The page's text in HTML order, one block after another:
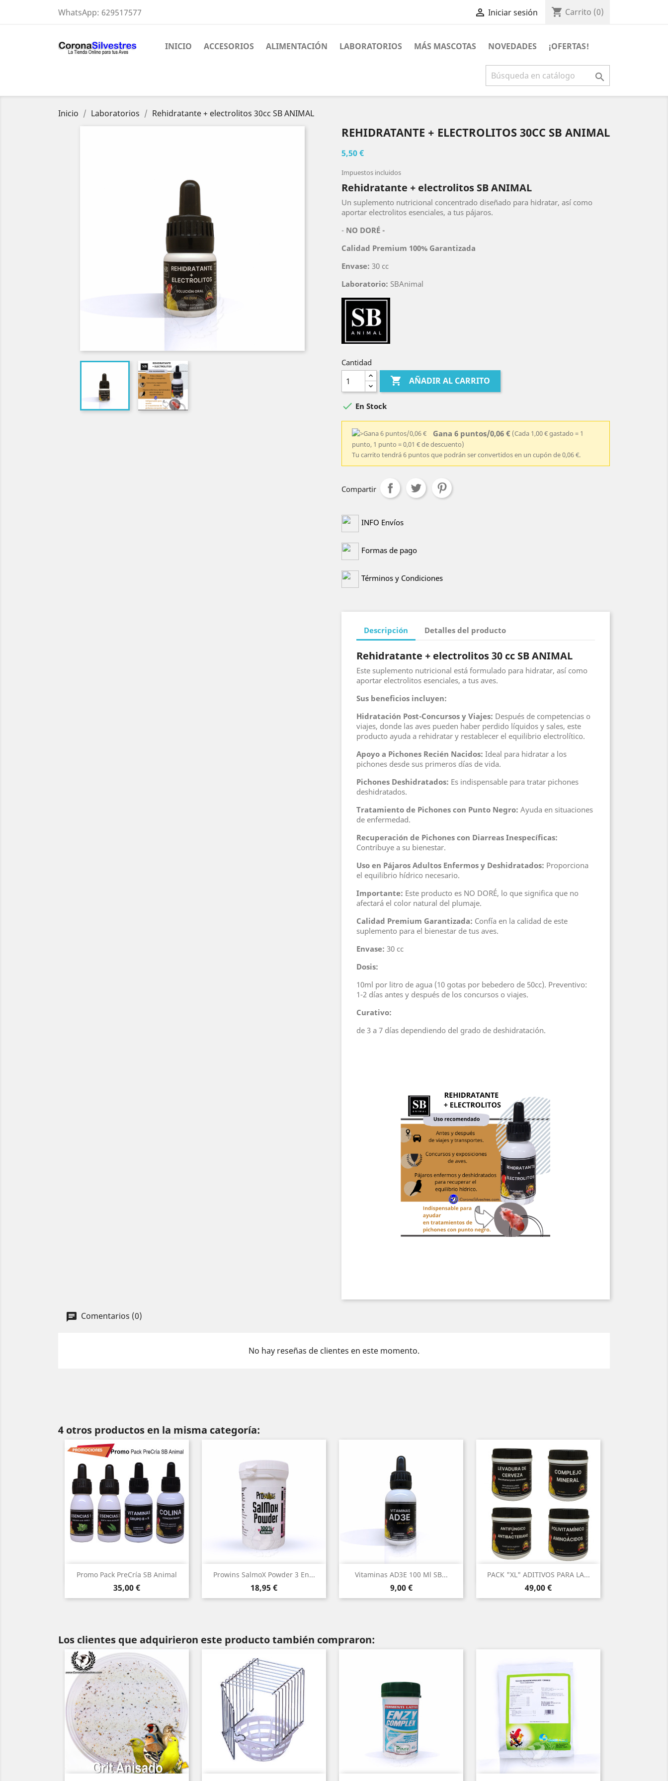
WhatsApp: 629517577  Iniciar sesión shopping_cart Carrito (0)
INICIO ACCESORIOS ALIMENTACIÓN LABORATORIOS MÁS MASCOTAS NOVEDADES ¡OFERTAS!

Inicio Laboratorios Rehidratante + electrolitos 30cc SB ANIMAL
REHIDRATANTE + ELECTROLITOS 30CC SB ANIMAL
5,50 €
Impuestos incluidos
Rehidratante + electrolitos SB ANIMAL
Un suplemento nutricional concentrado diseñado para hidratar, así como
aportar electrolitos esenciales, a tus pájaros.
- NO DORÉ -
Calidad Premium 100% Garantizada
Envase: 30 cc
Laboratorio: SBAnimal
Cantidad
 AÑADIR AL CARRITO
 En Stock
Gana 6 puntos/0,06 € (Cada 1,00 € gastado = 1
punto, 1 punto = 0,01 € de descuento)
Tu carrito tendrá 6 puntos que podrán ser convertidos en un cupón de 0,06 €.
Compartir
INFO Envíos
Formas de pago
Términos y Condiciones
Descripción Detalles del producto
Rehidratante + electrolitos 30 cc SB ANIMAL
Este suplemento nutricional está formulado para hidratar, así como
aportar electrolitos esenciales, a tus aves.
Sus beneficios incluyen:
Hidratación Post-Concursos y Viajes: Después de competencias o
viajes, donde las aves pueden haber perdido líquidos y sales, este
producto ayuda a rehidratar y restablecer el equilibrio electrolítico.
Apoyo a Pichones Recién Nacidos: Ideal para hidratar a los
pichones desde sus primeros días de vida.
Pichones Deshidratados: Es indispensable para tratar pichones
deshidratados.
Tratamiento de Pichones con Punto Negro: Ayuda en situaciones
de enfermedad.
Recuperación de Pichones con Diarreas Inespecíficas:
Contribuye a su bienestar.
Uso en Pájaros Adultos Enfermos y Deshidratados: Proporciona
el equilibrio hídrico necesario.
Importante: Este producto es NO DORÉ, lo que significa que no
afectará el color natural del plumaje.
Calidad Premium Garantizada: Confía en la calidad de este
suplemento para el bienestar de tus aves.
Envase: 30 cc
Dosis:
10ml por litro de agua (10 gotas por bebedero de 50cc). Preventivo:
1-2 días antes y después de los concursos o viajes.
Curativo:
de 3 a 7 días dependiendo del grado de deshidratación.
Comentarios (0)
No hay reseñas de clientes en este momento.
4 otros productos en la misma categoría:
Promo Pack PreCría SB Animal
Precio
35,00 €
Vista rápida Prowins SalmoX Powder 3 En...
Precio
18,95 €
Vista rápida Vitaminas AD3E 100 Ml SB...
Precio
9,00 €
Vista rápida PACK "XL" ADITIVOS PARA LA...
Precio
49,00 €
 Vista rápida
Los clientes que adquirieron este producto también compraron: